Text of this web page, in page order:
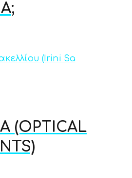
(Irini Sa
(OPTICAL